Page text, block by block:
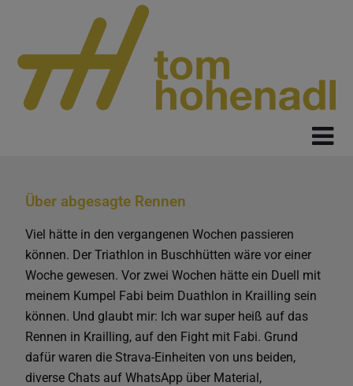
Über abgesagte Rennen
Viel hätte in den vergangenen Wochen passieren
können. Der Triathlon in Buschhütten wäre vor einer
Woche gewesen. Vor zwei Wochen hätte ein Duell mit
meinem Kumpel Fabi beim Duathlon in Krailling sein
können. Und glaubt mir: Ich war super heiß auf das
Rennen in Krailling, auf den Fight mit Fabi. Grund
dafür waren die Strava-Einheiten von uns beiden,
diverse Chats auf WhatsApp über Material,